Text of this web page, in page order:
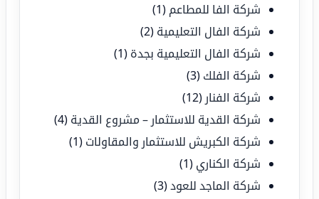
شركة الفا للمطاعم (1)
شركة الفال التعليمية (2)
شركة الفال التعليمية بجدة (1)
شركة الفلك (3)
شركة الفنار (12)
شركة القدية للاستثمار – مشروع القدية (4)
شركة الكبريش للاستثمار والمقاولات (1)
شركة الكناري (1)
شركة الماجد للعود(3)